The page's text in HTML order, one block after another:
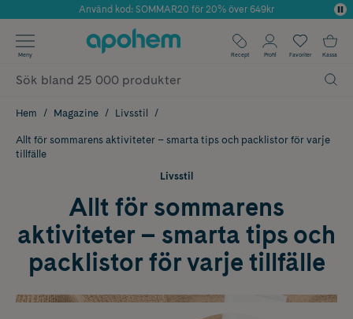
Årets Butik 2025 inom Skönhet
Använd kod: SOMMAR20 för 20% över 649kr
✓ Fri frakt
✓ Poäng på alla köp*
Meny Recept Profil Favoriter Kassa
Hem Magazine Livsstil
Allt för sommarens aktiviteter – smarta tips och packlistor för varje
tillfälle
Livsstil
Allt för sommarens
aktiviteter – smarta tips och
packlistor för varje tillfälle